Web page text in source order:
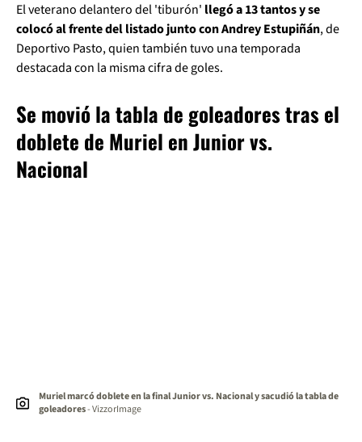
El veterano delantero del 'tiburón' llegó a 13 tantos y se
colocó al frente del listado junto con Andrey Estupiñán, de
Deportivo Pasto, quien también tuvo una temporada
destacada con la misma cifra de goles.
Se movió la tabla de goleadores tras el
doblete de Muriel en Junior vs.
Nacional
Muriel marcó doblete en la final Junior vs. Nacional y sacudió la tabla de
goleadores- VizzorImage